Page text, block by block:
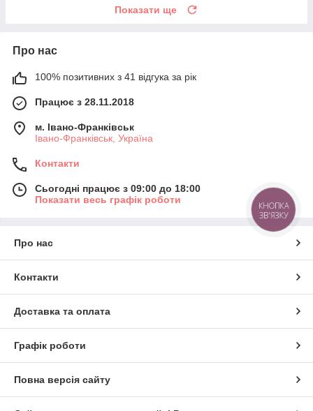
Показати ще
Про нас
100% позитивних з 41 відгука за рік
Працює з 28.11.2018
м. Івано-Франківськ
Івано-Франківськ, Україна
Контакти
Сьогодні працює з 09:00 до 18:00
Показати весь графік роботи
Про нас
Контакти
Доставка та оплата
Графік роботи
Повна версія сайту
КНОПКА
ЗВ'ЯЗКУ